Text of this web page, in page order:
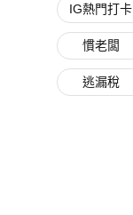
IG熱門打卡
慣老闆
逃漏稅